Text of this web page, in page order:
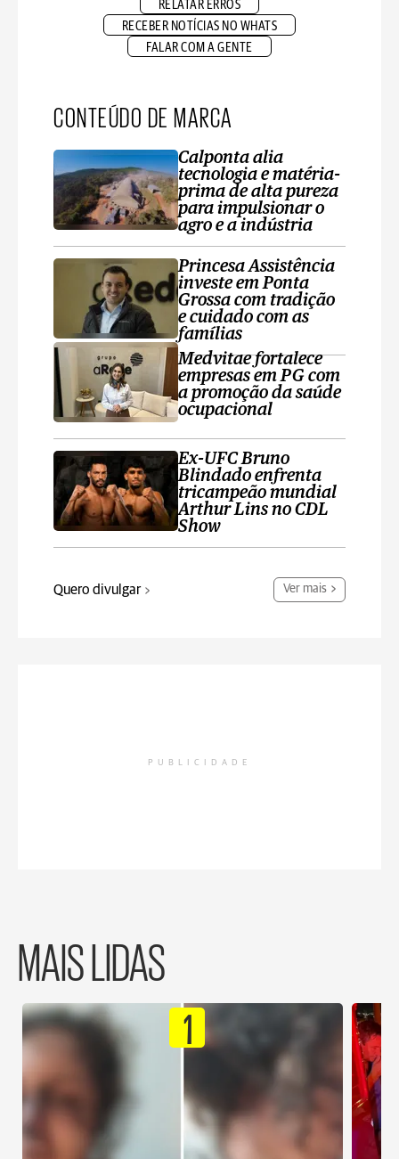
RELATAR ERROS
RECEBER NOTÍCIAS NO WHATS
FALAR COM A GENTE
CONTEÚDO DE MARCA
Calponta alia
tecnologia e matéria-
prima de alta pureza
para impulsionar o
agro e a indústria
Princesa Assistência
investe em Ponta
Grossa com tradição
e cuidado com as
famílias
Medvitae fortalece
empresas em PG com
a promoção da saúde
ocupacional
Ex-UFC Bruno
Blindado enfrenta
tricampeão mundial
Arthur Lins no CDL
Show
Quero divulgar Ver mais
PUBLICIDADE
MAIS LIDAS
1